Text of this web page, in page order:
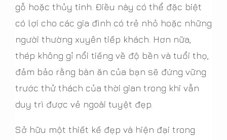
gỗ hoặc thủy tinh. Điều này có thể đặc biệt
có lợi cho các gia đình có trẻ nhỏ hoặc những
người thường xuyên tiếp khách. Hơn nữa,
thép không gỉ nổi tiếng về độ bền và tuổi thọ,
đảm bảo rằng bàn ăn của bạn sẽ đứng vững
trước thử thách của thời gian trong khi vẫn
duy trì được vẻ ngoài tuyệt đẹp.
Sở hữu một thiết kế đẹp và hiện đại trong